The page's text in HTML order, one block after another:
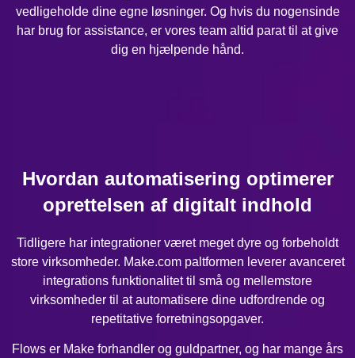
vedligeholde dine egne løsninger. Og hvis du nogensinde
har brug for assistance, er vores team altid parat til at give
dig en hjælpende hånd.
Hvordan automatisering optimerer
oprettelsen af digitalt indhold
Tidligere har integrationer været meget dyre og forbeholdt
store virksomheder. Make.com paltformen leverer avanceret
integrations funktionalitet til små og mellemstore
virksomheder til at automatisere dine udfordrende og
repetitative forretningsopgaver.
Flows er Make forhandler og guldpartner, og har mange års